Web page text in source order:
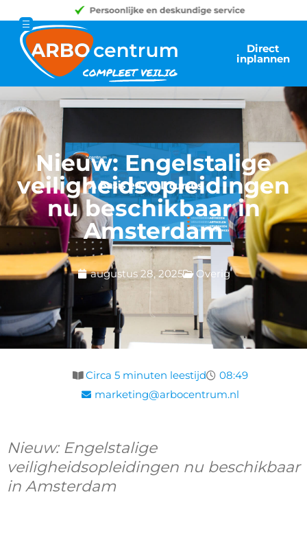
Direct
inplannen
Nieuw: Engelstalige
veiligheidsopleidingen
nu beschikbaar in
Amsterdam
augustus 28, 2025 Overig
Circa 5 minuten leestijd
08:49
marketing@arbocentrum.nl
Nieuw: Engelstalige
veiligheidsopleidingen nu beschikbaar
in Amsterdam